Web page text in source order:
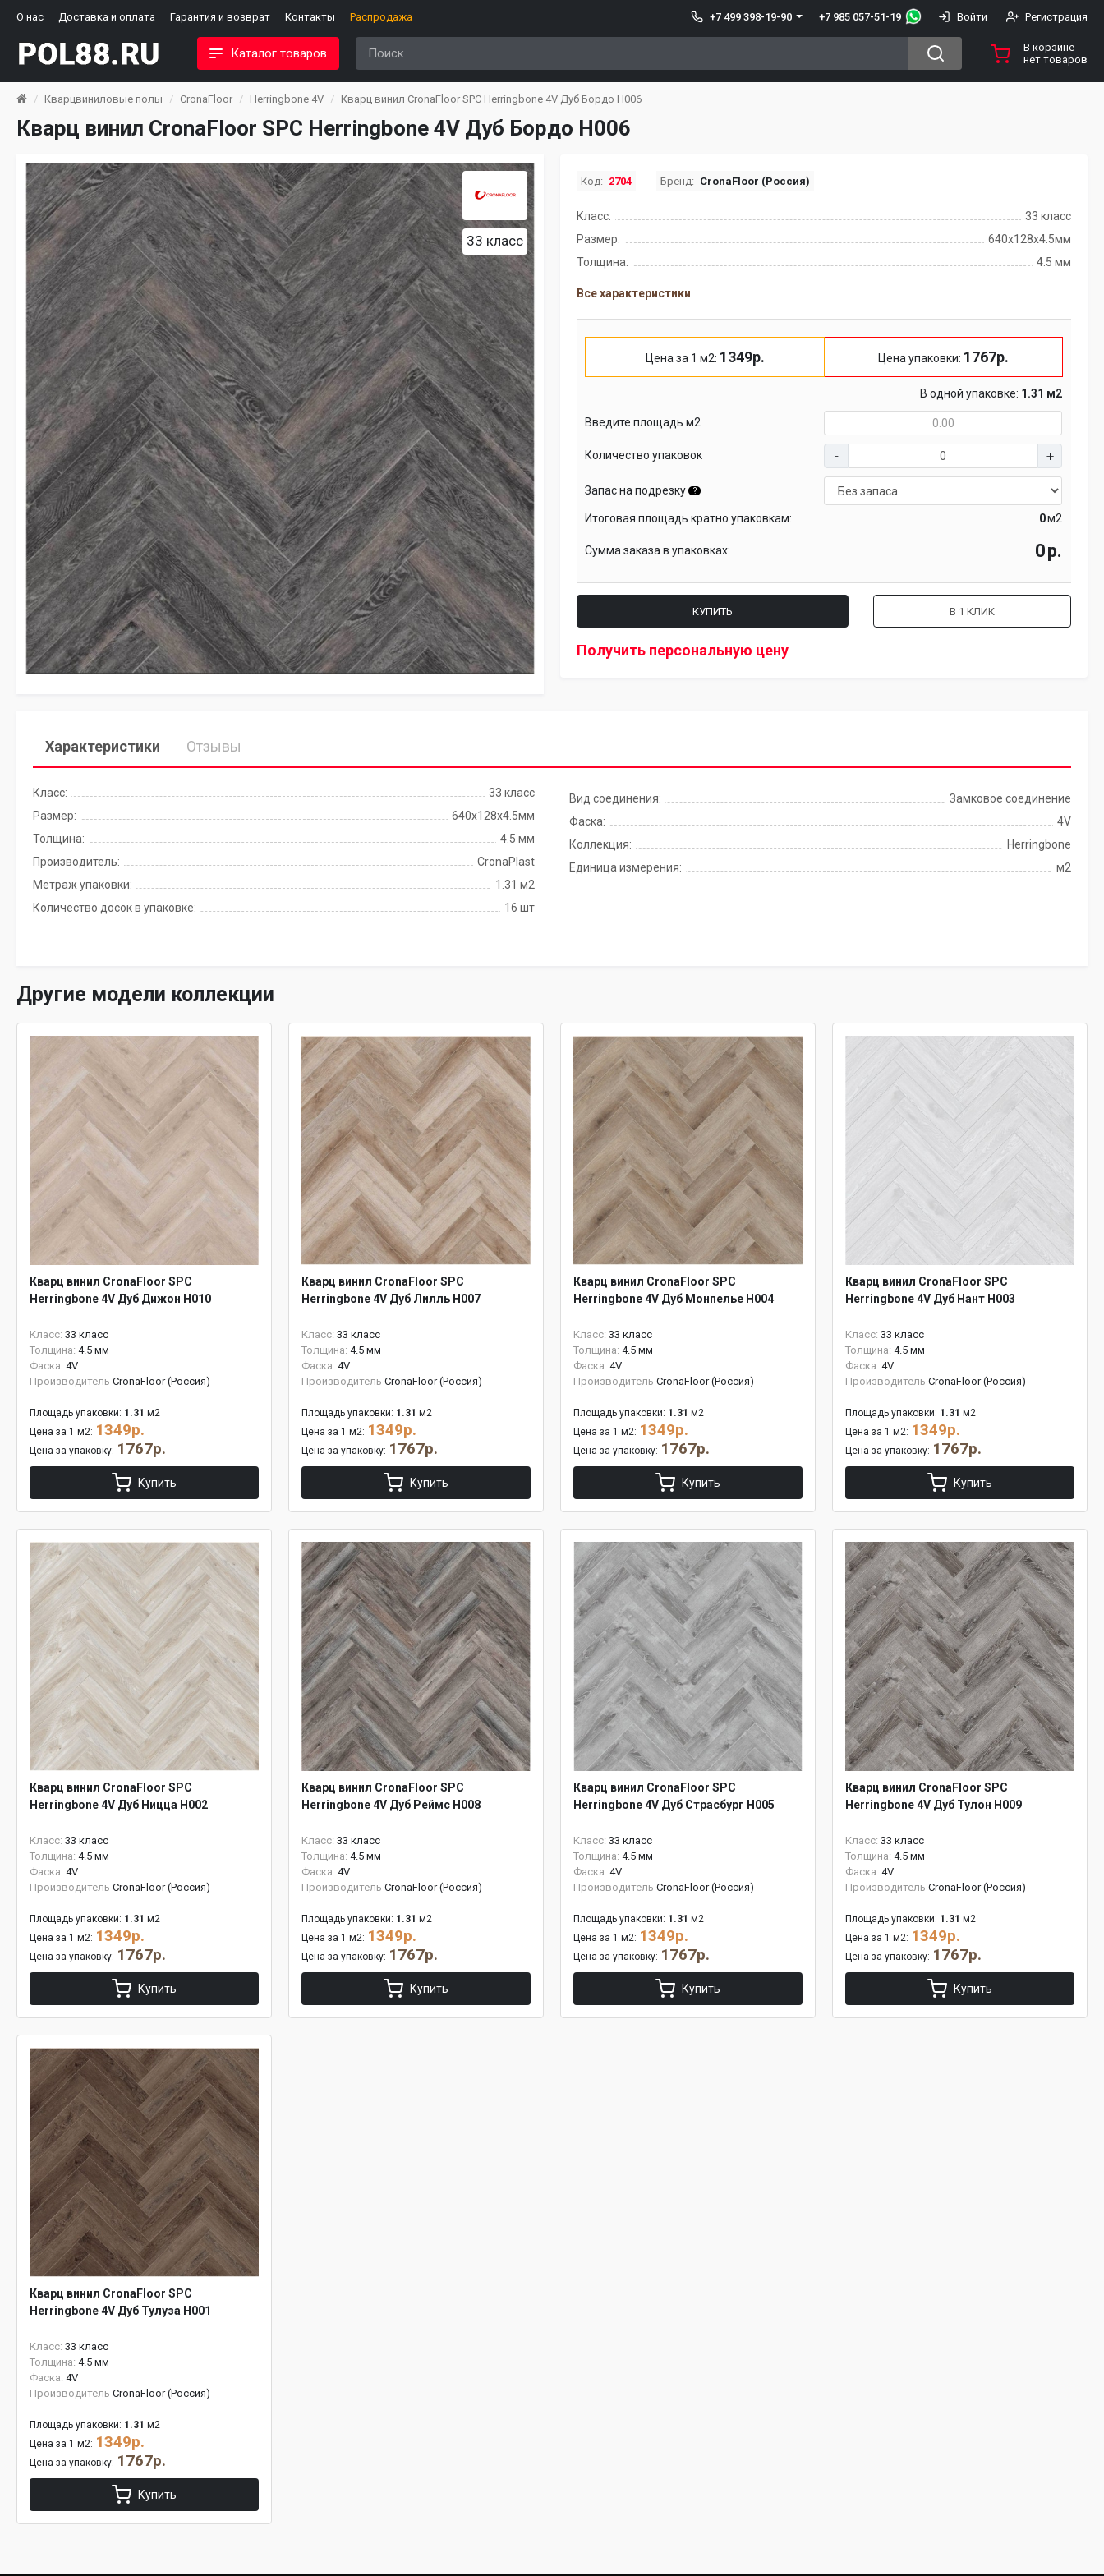
О нас Доставка и оплата Гарантия и возврат Контакты Распродажа +7 499 398-19-90 +7 985 057-51-19 Войти Регистрация
Каталог товаров
В корзине
нет товаров
Кварцвиниловые полы CronaFloor Herringbone 4V Кварц винил CronaFloor SPC Herringbone 4V Дуб Бордо H006
Кварц винил CronaFloor SPC Herringbone 4V Дуб Бордо H006
33 класс
Код: 2704 Бренд: CronaFloor (Россия)
Класс:
33 класс
Размер:
640х128х4.5мм
Толщина:
4.5 мм
Все характеристики
Цена за 1 м2: 1349р. Цена упаковки: 1767р.
В одной упаковке: 1.31 м2
Введите площадь м2
Количество упаковок
Запас на подрезку ?
Итоговая площадь кратно упаковкам: м2
Сумма заказа в упаковках: р.
КУПИТЬ В 1 КЛИК
Получить персональную цену
Характеристики Отзывы
Класс:
33 класс
Размер:
640х128х4.5мм
Толщина:
4.5 мм
Производитель:
CronaPlast
Метраж упаковки:
1.31 м2
Количество досок в упаковке:
16 шт
Вид соединения:
Замковое соединение
Фаска:
4V
Коллекция:
Herringbone
Единица измерения:
м2
Другие модели коллекции
Кварц винил CronaFloor SPC
Herringbone 4V Дуб Дижон H010
Класс: 33 класс
Толщина: 4.5 мм
Фаска: 4V
Производитель CronaFloor (Россия)
Площадь упаковки: 1.31 м2
Цена за 1 м2: 1349р.
Цена за упаковку: 1767р.
Купить
Кварц винил CronaFloor SPC
Herringbone 4V Дуб Лилль H007
Класс: 33 класс
Толщина: 4.5 мм
Фаска: 4V
Производитель CronaFloor (Россия)
Площадь упаковки: 1.31 м2
Цена за 1 м2: 1349р.
Цена за упаковку: 1767р.
Купить
Кварц винил CronaFloor SPC
Herringbone 4V Дуб Монпелье H004
Класс: 33 класс
Толщина: 4.5 мм
Фаска: 4V
Производитель CronaFloor (Россия)
Площадь упаковки: 1.31 м2
Цена за 1 м2: 1349р.
Цена за упаковку: 1767р.
Купить
Кварц винил CronaFloor SPC
Herringbone 4V Дуб Нант H003
Класс: 33 класс
Толщина: 4.5 мм
Фаска: 4V
Производитель CronaFloor (Россия)
Площадь упаковки: 1.31 м2
Цена за 1 м2: 1349р.
Цена за упаковку: 1767р.
Купить
Кварц винил CronaFloor SPC
Herringbone 4V Дуб Ницца H002
Класс: 33 класс
Толщина: 4.5 мм
Фаска: 4V
Производитель CronaFloor (Россия)
Площадь упаковки: 1.31 м2
Цена за 1 м2: 1349р.
Цена за упаковку: 1767р.
Купить
Кварц винил CronaFloor SPC
Herringbone 4V Дуб Реймс H008
Класс: 33 класс
Толщина: 4.5 мм
Фаска: 4V
Производитель CronaFloor (Россия)
Площадь упаковки: 1.31 м2
Цена за 1 м2: 1349р.
Цена за упаковку: 1767р.
Купить
Кварц винил CronaFloor SPC
Herringbone 4V Дуб Страсбург H005
Класс: 33 класс
Толщина: 4.5 мм
Фаска: 4V
Производитель CronaFloor (Россия)
Площадь упаковки: 1.31 м2
Цена за 1 м2: 1349р.
Цена за упаковку: 1767р.
Купить
Кварц винил CronaFloor SPC
Herringbone 4V Дуб Тулон H009
Класс: 33 класс
Толщина: 4.5 мм
Фаска: 4V
Производитель CronaFloor (Россия)
Площадь упаковки: 1.31 м2
Цена за 1 м2: 1349р.
Цена за упаковку: 1767р.
Купить
Кварц винил CronaFloor SPC
Herringbone 4V Дуб Тулуза H001
Класс: 33 класс
Толщина: 4.5 мм
Фаска: 4V
Производитель CronaFloor (Россия)
Площадь упаковки: 1.31 м2
Цена за 1 м2: 1349р.
Цена за упаковку: 1767р.
Купить